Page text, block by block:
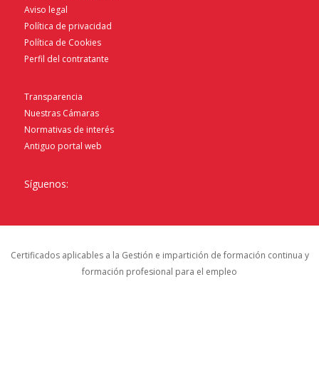
Aviso legal
Política de privacidad
Política de Cookies
Perfil del contratante
Transparencia
Nuestras Cámaras
Normativas de interés
Antiguo portal web
Síguenos:
Certificados aplicables a la Gestión e impartición de formación continua y
formación profesional para el empleo